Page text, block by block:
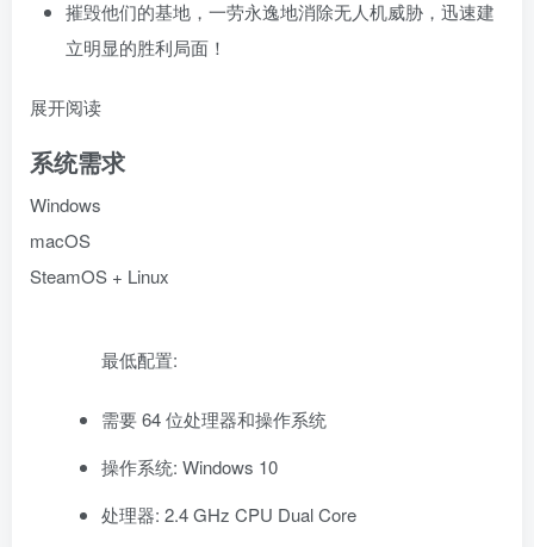
摧毁他们的基地，一劳永逸地消除无人机威胁，迅速建
立明显的胜利局面！
展开阅读
系统需求
Windows
macOS
SteamOS + Linux
最低配置:
需要 64 位处理器和操作系统
操作系统: Windows 10
处理器: 2.4 GHz CPU Dual Core